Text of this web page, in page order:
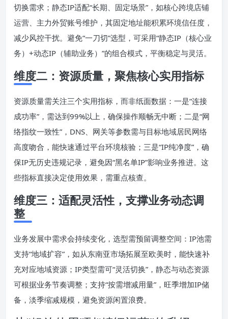
切换需求；静态IP适配“长期、固定场景”，如核心跨境店铺
运营、主力外贸账号维护，其固定地址能积累环境信任度，
减少风控干扰。避免“一刀切”选型，可采用“静态IP（核心业
务）+动态IP（辅助业务）”的组合模式，平衡稳定与灵活。
维度二：资源质量，聚焦核心实用指标
资源质量需关注三个实用指标，而非纸面数据：一是“连接
成功率”，需达到99%以上，确保操作顺畅无中断；二是“网
络指纹一致性”，DNS、网关等参数需与目标地域居民网络
高度吻合，能快速通过平台环境核验；三是“IP纯净度”，确
保IP无历史违规记录，避免因“黑名单IP”影响业务推进。这
些指标直接决定使用效果，需重点核查。
维度三：适配灵活性，支撑业务动态调
整
业务发展中需求会持续变化，选型需预留调整空间：IP池需
支持“地域扩容”，如从东南亚市场拓展至欧美时，能快速补
充对应地域资源；IP类型需可“灵活切换”，静态与动态资源
可根据业务节奏调整；支持“按需增减用量”，旺季增加IP储
备，淡季缩减规模，避免资源闲置浪费。